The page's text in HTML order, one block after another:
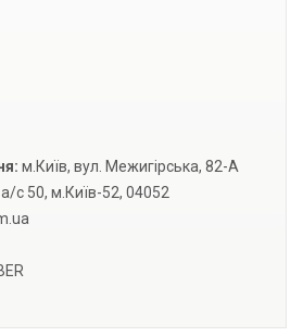
м.Київ, вул. Межигірська, 82-А
а/с 50, м.Київ-52, 04052